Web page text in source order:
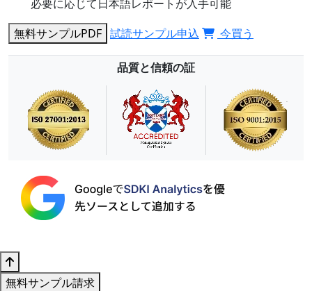
必要に応じて日本語レポートが入手可能
無料サンプルPDF 試読サンプル申込 今買う
品質と信頼の証
無料サンプル請求